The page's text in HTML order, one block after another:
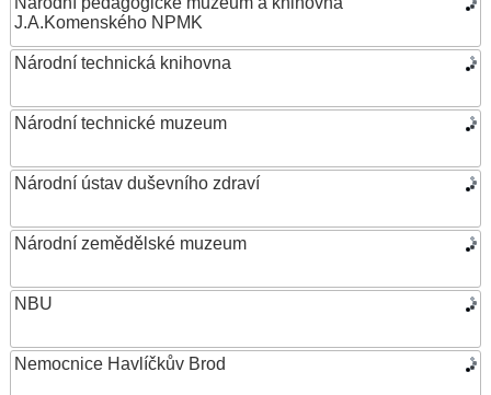
J.A.Komenského NPMK
Národní technická knihovna
Národní technické muzeum
Národní ústav duševního zdraví
Národní zemědělské muzeum
NBU
Nemocnice Havlíčkův Brod